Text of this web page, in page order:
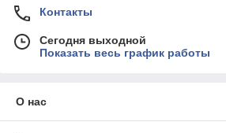
Контакты
Сегодня выходной
Показать весь график работы
О нас